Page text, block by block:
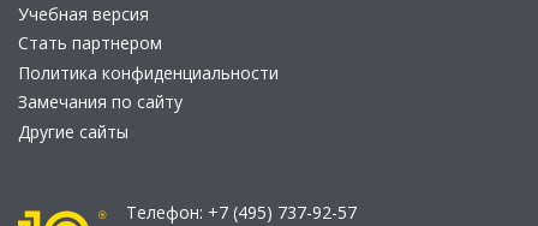
Учебная версия
Стать партнером
Политика конфиденциальности
Замечания по сайту
Другие сайты
Телефон: +7 (495) 737-92-57